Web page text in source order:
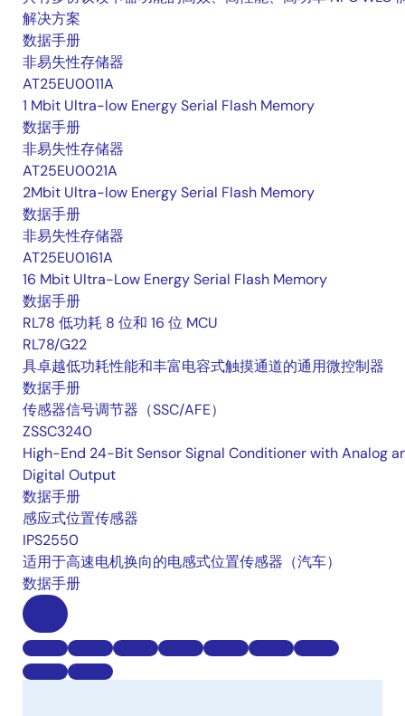
解决方案
数据手册
非易失性存储器
AT25EU0011A
1 Mbit Ultra-low Energy Serial Flash Memory
数据手册
非易失性存储器
AT25EU0021A
2Mbit Ultra-low Energy Serial Flash Memory
数据手册
非易失性存储器
AT25EU0161A
16 Mbit Ultra-Low Energy Serial Flash Memory
数据手册
RL78 低功耗 8 位和 16 位 MCU
RL78/G22
具卓越低功耗性能和丰富电容式触摸通道的通用微控制器
数据手册
传感器信号调节器（SSC/AFE）
ZSSC3240
High-End 24-Bit Sensor Signal Conditioner with Analog
Digital Output
数据手册
感应式位置传感器
IPS2550
适用于高速电机换向的电感式位置传感器（汽车）
数据手册